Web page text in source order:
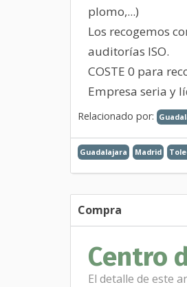
plomo,...)
Los recogemos
auditorías ISO.
COSTE 0 para
Empresa seria y
Relacionado por:
Guadalajara Madrid
Compra
Centro
El detalle de este